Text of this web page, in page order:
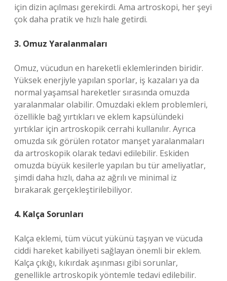
için dizin açılması gerekirdi. Ama artroskopi, her şeyi
çok daha pratik ve hızlı hale getirdi.
3. Omuz Yaralanmaları
Omuz, vücudun en hareketli eklemlerinden biridir.
Yüksek enerjiyle yapılan sporlar, iş kazaları ya da
normal yaşamsal hareketler sırasında omuzda
yaralanmalar olabilir. Omuzdaki eklem problemleri,
özellikle bağ yırtıkları ve eklem kapsülündeki
yırtıklar için artroskopik cerrahi kullanılır. Ayrıca
omuzda sık görülen rotator manşet yaralanmaları
da artroskopik olarak tedavi edilebilir. Eskiden
omuzda büyük kesilerle yapılan bu tür ameliyatlar,
şimdi daha hızlı, daha az ağrılı ve minimal iz
bırakarak gerçekleştirilebiliyor.
4. Kalça Sorunları
Kalça eklemi, tüm vücut yükünü taşıyan ve vücuda
ciddi hareket kabiliyeti sağlayan önemli bir eklem.
Kalça çıkığı, kıkırdak aşınması gibi sorunlar,
genellikle artroskopik yöntemle tedavi edilebilir.